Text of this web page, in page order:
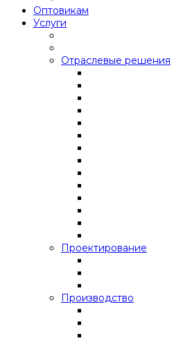
Оптовикам
Услуги
Отраслевые решения
Проектирование
Производство